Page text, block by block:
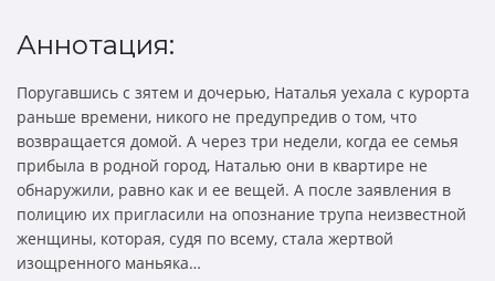
Аннотация:
Поругавшись с зятем и дочерью, Наталья уехала с курорта
раньше времени, никого не предупредив о том, что
возвращается домой. А через три недели, когда ее семья
прибыла в родной город, Наталью они в квартире не
обнаружили, равно как и ее вещей. А после заявления в
полицию их пригласили на опознание трупа неизвестной
женщины, которая, судя по всему, стала жертвой
изощренного маньяка…